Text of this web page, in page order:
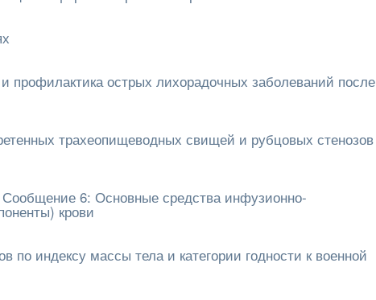
профилактика острых лихорадочных заболеваний после
трахеопищеводных свищей и рубцовых стенозов
6: Основные средства инфузионно-
крови
по индексу массы тела и категории годности к военной